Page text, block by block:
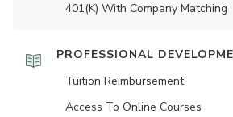
401(K) With Company Matching
PROFESSIONAL
Tuition Reimbursement
Access To Online Courses